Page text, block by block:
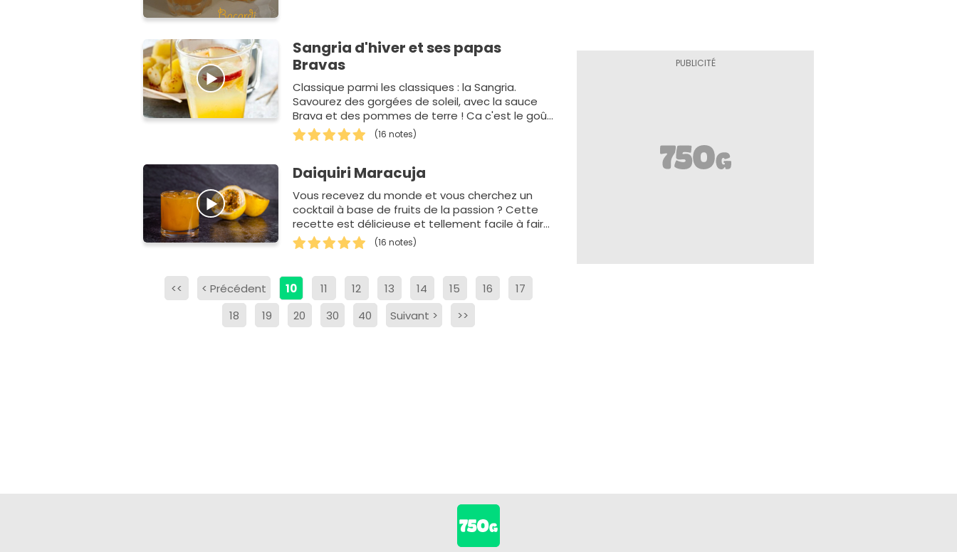
Sangria d'hiver et ses papas
Bravas
Classique parmi les classiques : la Sangria.
Savourez des gorgées de soleil, avec la sauce
Brava et des pommes de terre ! Ca c'est le goût
de la f&ecir…
(16 notes)
Daiquiri Maracuja
Vous recevez du monde et vous cherchez un
cocktail à base de fruits de la passion ? Cette
recette est délicieuse et tellement facile à faire.
D…
(16 notes)
<< < Précédent 10 11 12 13 14 15 16
17
18
19 20 30 40 Suivant > >>